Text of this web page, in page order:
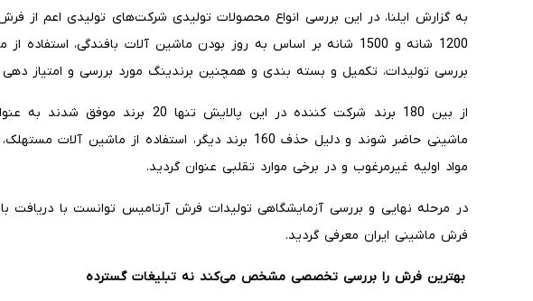
1200 شانه و 1500 شانه بر اساس به روز بودن ماشین آلات بافندگی،
بررسی تولیدات، تکمیل و بسته بندی و همچنین برندینگ مورد بررسی و امتیاز دهی
از بین 180 برند شرکت کننده در این پالایش
ماشینی حاضر شوند و دلیل حذف 160 برند دیگر، استفاده از
مواد اولیه غیرمرغوب و در برخی موارد تقلبی عنوان گردید.
در مرحله نهایی و بررسی آزمایشگاهی تولیدات فرش آرتامیس توانست با دریافت
فرش ماشینی ایران معرفی گردید.
بهترین فرش را بررسی تخصصی مشخص می‌کند نه تبلیغات گسترده